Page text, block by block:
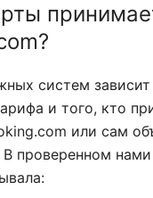
систем зависит
и того, кто
или сам
проверенном нами